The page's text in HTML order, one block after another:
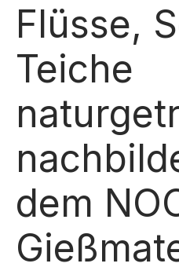
Flüsse,
Teiche
dem